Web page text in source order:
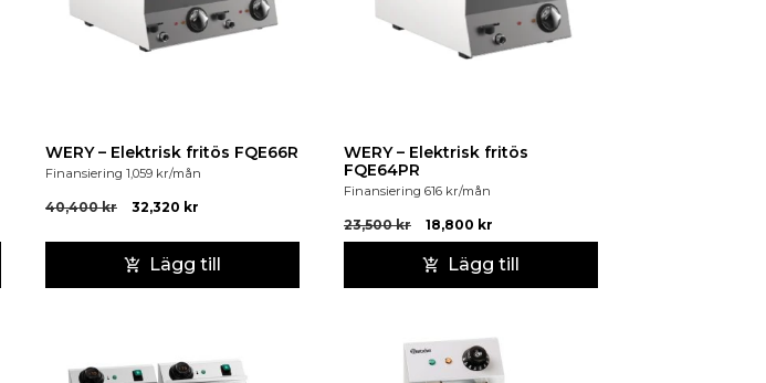
WERY – Elektrisk fritös FQE66R
Finansiering 1,059 kr/mån
40,400kr 32,320 kr
Lägg till
WERY – Elektrisk fritös
FQE64PR
Finansiering 616 kr/mån
23,500kr 18,800 kr
Lägg till